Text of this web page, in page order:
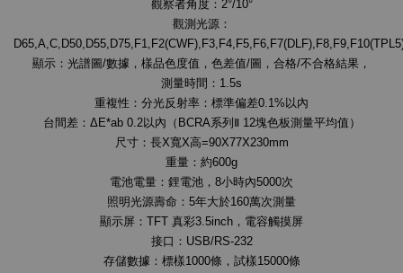
觀察者角度：2°/10°
觀測光源：
顯示：光譜圖/數據，樣品色度值，色差值/圖，合格/不合格結果，
測量時間：1.5s
重複性：分光反射率：標準偏差0.1%以內
台間差：ΔE*ab 0.2以內（BCRA系列Ⅱ 12塊色板測量平均值）
尺寸：長X寬X高=90X77X230mm
重量：約600g
電池電量：鋰電池，8小時內5000次
照明光源壽命：5年大於160萬次測量
顯示屏：TFT 真彩3.5inch，電容觸摸屏
接口：USB/RS-232
存儲數據：標樣1000條，試樣15000條